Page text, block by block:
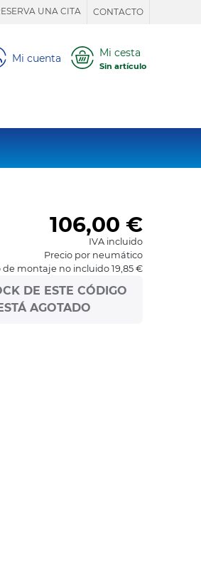
UNA CITA CONTACTO
Mi cuenta Mi cesta
Sin artículo
106,00 €
IVA incluido
Precio por neumático
de montaje no incluido 19,85 €
DE ESTE CÓDIGO
ESTÁ AGOTADO